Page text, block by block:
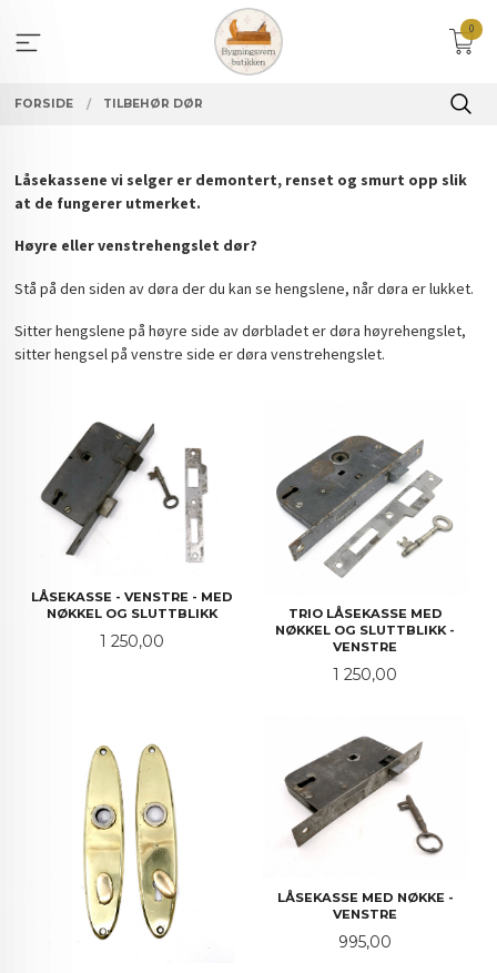
innholdet
0
FORSIDE TILBEHØR DØR
Låsekassene vi selger er demontert, renset og smurt opp slik
at de fungerer utmerket.
Høyre eller venstrehengslet dør?
Stå på den siden av døra der du kan se hengslene, når døra er lukket.
Sitter hengslene på høyre side av dørbladet er døra høyrehengslet,
sitter hengsel på venstre side er døra venstrehengslet.
LÅSEKASSE - VENSTRE - MED
NØKKEL OG SLUTTBLIKK
Pris
1 250,00
TRIO LÅSEKASSE MED
NØKKEL OG SLUTTBLIKK -
VENSTRE
Pris
1 250,00
LÅSEKASSE MED NØKKE -
VENSTRE
Pris
995,00